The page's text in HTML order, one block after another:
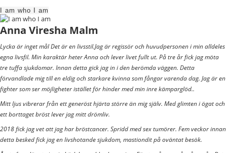
I am who I am
Anna Viresha Malm
Lycka är inget mål Det är en livsstil.Jag är regissör och huvudpersonen i min alldeles
egna livsfil. Min karaktär heter Anna och lever livet fullt ut. På tre år fick jag möta
tre tuffa sjukdomar. Innan detta gick jag in i den berömda väggen. Detta
förvandlade mig till en eldig och starkare kvinna som fångar varenda dag. Jag är en
fighter som ser möjligheter istället för hinder med min inre kämparglöd..
Mitt ljus vibrerar från ett generöst hjärta större än mig själv. Med glimten i ögat och
ett borttaget bröst lever jag mitt drömliv.
2018 fick jag vet att jag har bröstcancer. Spridd med sex tumörer. Fem veckor innan
detta besked fick jag en livshotande sjukdom, mastiondit på oväntat besök.